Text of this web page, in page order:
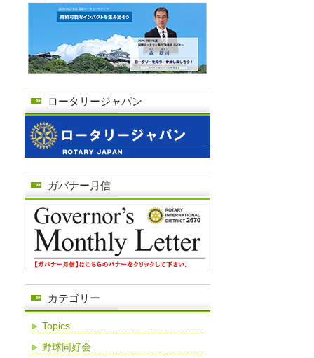
ロータリージャパン
ガバナー月信
カテゴリー
Topics
野球同好会